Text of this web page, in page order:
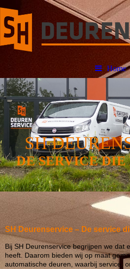
Home
SH
DE SERVICE DIE
SH Deurenservice – De service
Bij SH Deurenservice begrijpen we dat
heeft. Daarom bieden wij op maat
automatische deuren, waarbij service,